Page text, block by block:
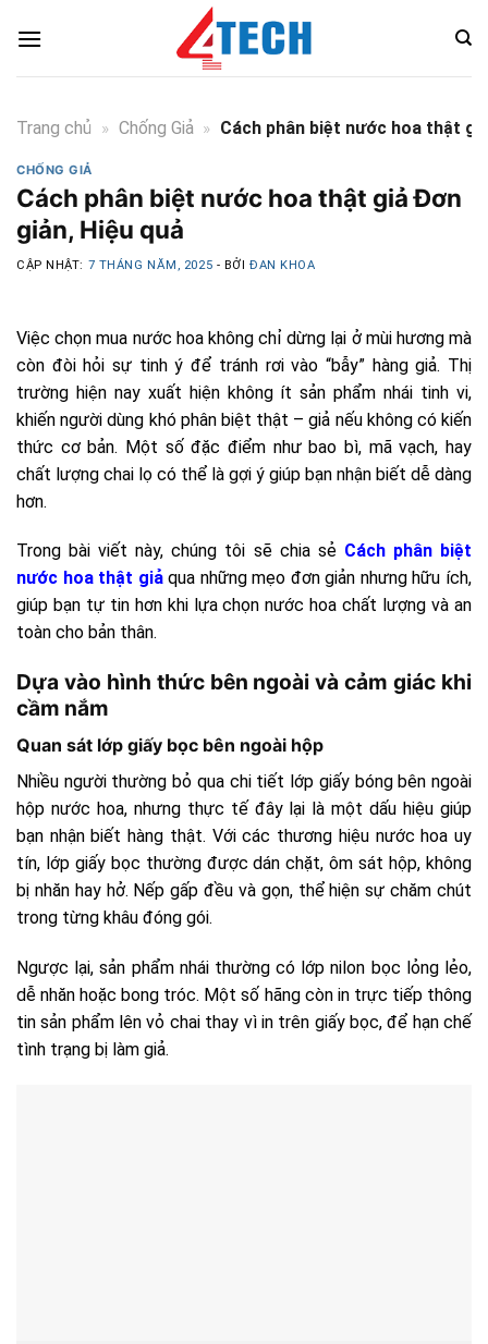
Trang chủ » Chống Giả » Cách phân biệt nước hoa thật
CHỐNG GIẢ
Cách phân biệt nước hoa thật giả Đơn
giản, Hiệu quả
CẬP NHẬT: 7 THÁNG NĂM, 2025 - BỞIĐAN KHOA
Việc chọn mua nước hoa không chỉ dừng lại ở mùi hương mà
còn đòi hỏi sự tinh ý để tránh rơi vào “bẫy” hàng giả. Thị
trường hiện nay xuất hiện không ít sản phẩm nhái tinh vi,
khiến người dùng khó phân biệt thật – giả nếu không có kiến
thức cơ bản. Một số đặc điểm như bao bì, mã vạch, hay
chất lượng chai lọ có thể là gợi ý giúp bạn nhận biết dễ dàng
hơn.
Trong bài viết này, chúng tôi sẽ chia sẻ Cách phân biệt
nước hoa thật giảqua những mẹo đơn giản nhưng hữu ích,
giúp bạn tự tin hơn khi lựa chọn nước hoa chất lượng và an
toàn cho bản thân.
Dựa vào hình thức bên ngoài và cảm giác khi
cầm nắm
Quan sát lớp giấy bọc bên ngoài hộp
Nhiều người thường bỏ qua chi tiết lớp giấy bóng bên ngoài
hộp nước hoa, nhưng thực tế đây lại là một dấu hiệu giúp
bạn nhận biết hàng thật. Với các thương hiệu nước hoa uy
tín, lớp giấy bọc thường được dán chặt, ôm sát hộp, không
bị nhăn hay hở. Nếp gấp đều và gọn, thể hiện sự chăm chút
trong từng khâu đóng gói.
Ngược lại, sản phẩm nhái thường có lớp nilon bọc lỏng lẻo,
dễ nhăn hoặc bong tróc. Một số hãng còn in trực tiếp thông
tin sản phẩm lên vỏ chai thay vì in trên giấy bọc, để hạn chế
tình trạng bị làm giả.